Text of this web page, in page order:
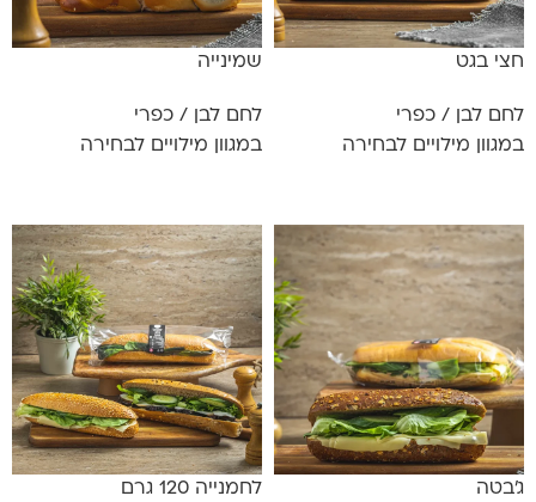
חצי בגט
לחם לבן / כפרי
במגוון מילויים לבחירה
שמינייה
לחם לבן / כפרי
במגוון מילויים לבחירה
ג'בטה לחמנייה 120 גרם